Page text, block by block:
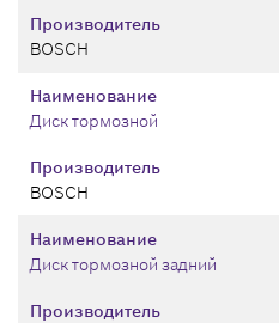
Производитель
BOSCH
Производитель
BOSCH
Наименование
Диск тормозной
Производитель
Наименование
Диск тормозной задний